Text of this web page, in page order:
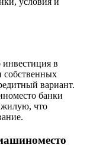
в
собственных
вариант.
банки
жилую, что